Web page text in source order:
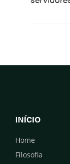
INÍCIO
Home
Filosofia